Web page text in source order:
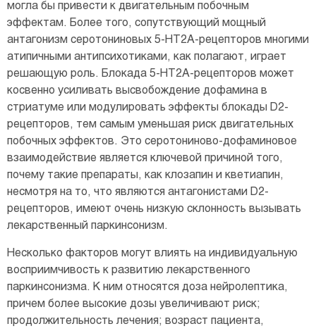
могла бы привести к двигательным побочным
эффектам. Более того, сопутствующий мощный
антагонизм серотониновых 5-HT2A-рецепторов многими
атипичными антипсихотиками, как полагают, играет
решающую роль. Блокада 5-HT2A-рецепторов может
косвенно усиливать высвобождение дофамина в
стриатуме или модулировать эффекты блокады D2-
рецепторов, тем самым уменьшая риск двигательных
побочных эффектов. Это серотониново-дофаминовое
взаимодействие является ключевой причиной того,
почему такие препараты, как клозапин и кветиапин,
несмотря на то, что являются антагонистами D2-
рецепторов, имеют очень низкую склонность вызывать
лекарственный паркинсонизм.
Несколько факторов могут влиять на индивидуальную
восприимчивость к развитию лекарственного
паркинсонизма. К ним относятся доза нейролептика,
причем более высокие дозы увеличивают риск;
продолжительность лечения; возраст пациента,